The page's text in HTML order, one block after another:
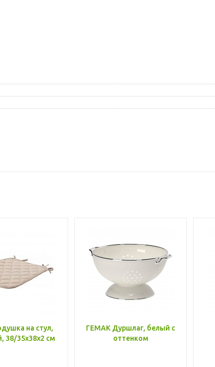
на стул,
38/35x38x2 см
ГЕМАК Дуршлаг, белый с
оттенком